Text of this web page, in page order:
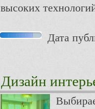
высоких
Дата
Дизайн